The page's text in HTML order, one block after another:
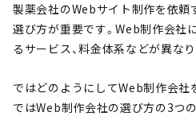
製薬会社のWebサイト制作を依頼
選び方が重要です。Web制作会社
るサービス、料金体系などが異なり
ではどのようにしてWeb制作会社
ではWeb制作会社の選び方の3つ